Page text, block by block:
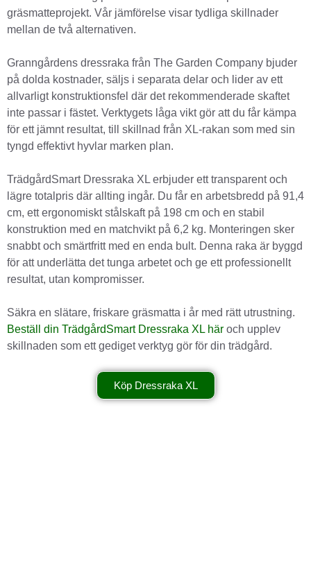
gräsmatteprojekt. Vår jämförelse visar tydliga skillnader
mellan de två alternativen.
Granngårdens dressraka från The Garden Company bjuder
på dolda kostnader, säljs i separata delar och lider av ett
allvarligt konstruktionsfel där det rekommenderade skaftet
inte passar i fästet. Verktygets låga vikt gör att du får kämpa
för ett jämnt resultat, till skillnad från XL-rakan som med sin
tyngd effektivt hyvlar marken plan.
TrädgårdSmart Dressraka XL erbjuder ett transparent och
lägre totalpris där allting ingår. Du får en arbetsbredd på 91,4
cm, ett ergonomiskt stålskaft på 198 cm och en stabil
konstruktion med en matchvikt på 6,2 kg. Monteringen sker
snabbt och smärtfritt med en enda bult. Denna raka är byggd
för att underlätta det tunga arbetet och ge ett professionellt
resultat, utan kompromisser.
Säkra en slätare, friskare gräsmatta i år med rätt utrustning.
Beställ din TrädgårdSmart Dressraka XL här och upplev
skillnaden som ett gediget verktyg gör för din trädgård.
Köp Dressraka XL